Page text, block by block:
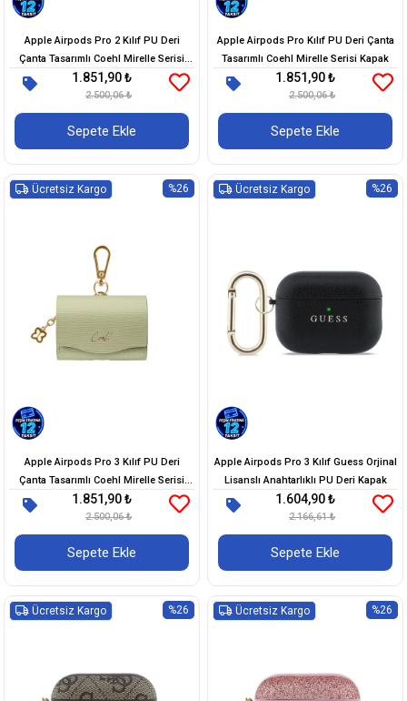
Apple Airpods Pro 2 Kılıf PU Deri
Çanta Tasarımlı Coehl Mirelle Serisi
Kapak
1.851,90 ₺
2.500,06 ₺
Sepete Ekle
Apple Airpods Pro Kılıf PU Deri Çanta
Tasarımlı Coehl Mirelle Serisi Kapak
1.851,90 ₺
2.500,06 ₺
Sepete Ekle
Apple Airpods Pro 3 Kılıf PU Deri
Çanta Tasarımlı Coehl Mirelle Serisi
Kapak
1.851,90 ₺
2.500,06 ₺
Sepete Ekle
%26
Ücretsiz Kargo
Apple Airpods Pro 3 Kılıf Guess Orjinal
Lisanslı Anahtarlıklı PU Deri Kapak
1.604,90 ₺
2.166,61 ₺
Sepete Ekle
%26
Ücretsiz Kargo
%26
Ücretsiz Kargo %26
Ücretsiz Kargo